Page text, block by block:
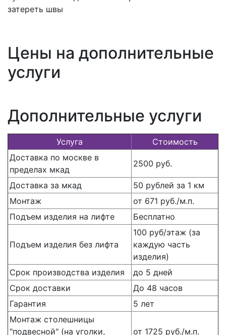
затереть швы
Цены на дополнительные
услуги
Дополнительные услуги
Услуга
Стоимость
Доставка по москве в
пределах мкад
2500 руб.
Доставка за мкад
50 рублей за 1 км
Монтаж
от 671 руб./м.п.
Подъем изделия на лифте
Бесплатно
Подъем изделия без лифта
100 руб/этаж (за
каждую часть
изделия)
Срок производства изделия
до 5 дней
Срок доставки
До 48 часов
Гарантия
5 лет
Монтаж столешницы
"подвесной" (на уголки,
от 1725 руб./м.п.